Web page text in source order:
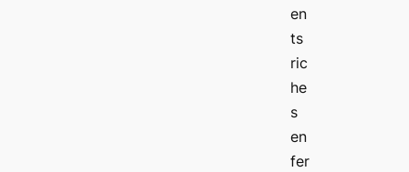
en
ts
ric
he
s
en
fer